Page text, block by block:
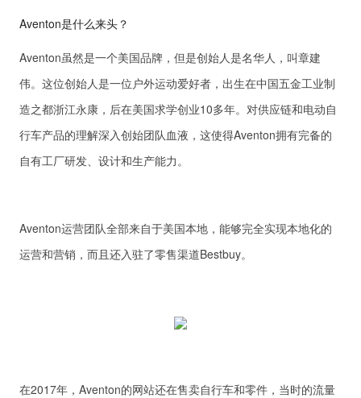
Aventon是什么来头？
Aventon虽然是一个美国品牌，但是创始人是名华人，叫章建
伟。这位创始人是一位户外运动爱好者，出生在中国五金工业制
造之都浙江永康，后在美国求学创业10多年。对供应链和电动自
行车产品的理解深入创始团队血液，这使得Aventon拥有完备的
自有工厂研发、设计和生产能力。
Aventon运营团队全部来自于美国本地，能够完全实现本地化的
运营和营销，而且还入驻了零售渠道Bestbuy。
在2017年，Aventon的网站还在售卖自行车和零件，当时的流量